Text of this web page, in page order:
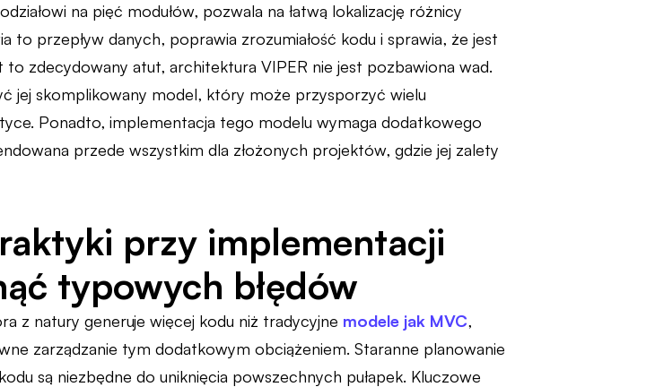
na pięć modułów, pozwala na łatwą lokalizację różnicy
to przepływ danych, poprawia zrozumiałość kodu i sprawia, że jest
zdecydowany atut, architektura VIPER nie jest pozbawiona wad.
jej skomplikowany model, który może przysporzyć wielu
Ponadto, implementacja tego modelu wymaga dodatkowego
przede wszystkim dla złożonych projektów, gdzie jej zalety
przy implementacji
typowych błędów
z natury generuje więcej kodu niż tradycyjne modele jak MVC,
zarządzanie tym dodatkowym obciążeniem. Staranne planowanie
są niezbędne do uniknięcia powszechnych pułapek. Kluczowe